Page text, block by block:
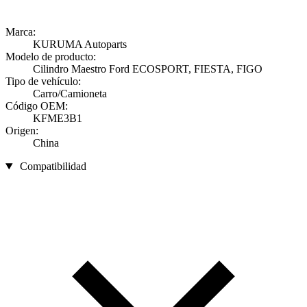
Marca:
KURUMA Autoparts
Modelo de producto:
Cilindro Maestro Ford ECOSPORT, FIESTA, FIGO
Tipo de vehículo:
Carro/Camioneta
Código OEM:
KFME3B1
Origen:
China
Compatibilidad